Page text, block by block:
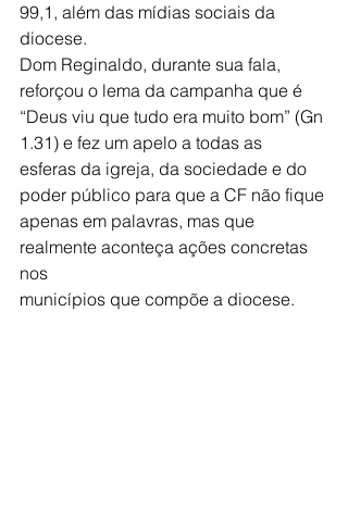
99,1, além das mídias sociais da
diocese.
Dom Reginaldo, durante sua fala,
reforçou o lema da campanha que é
“Deus viu que tudo era muito bom” (Gn
1.31) e fez um apelo a todas as
esferas da igreja, da sociedade e do
poder público para que a CF não fique
apenas em palavras, mas que
realmente aconteça ações concretas
nos
municípios que compõe a diocese.